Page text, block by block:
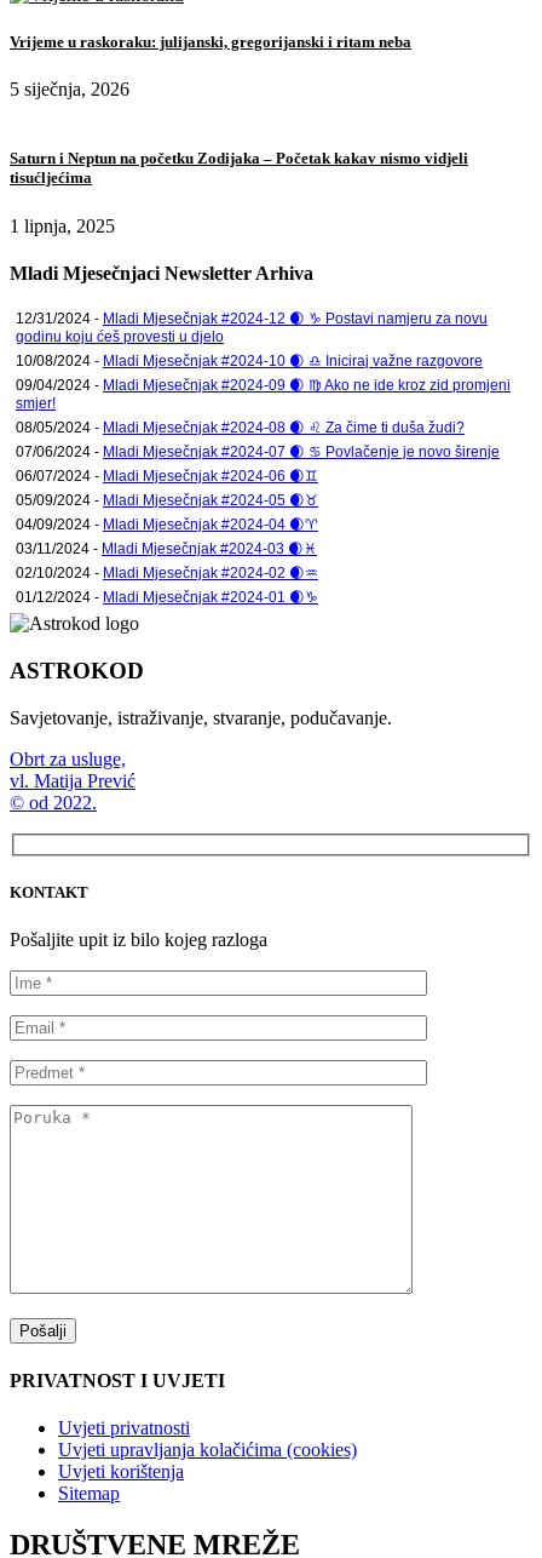
Vrijeme u raskoraku: julijanski, gregorijanski i ritam neba
5 siječnja, 2026
Saturn i Neptun na početku Zodijaka – Početak kakav nismo vidjeli
tisućljećima
1 lipnja, 2025
Mladi Mjesečnjaci Newsletter Arhiva
12/31/2024 - Mladi Mjesečnjak #2024-12 🌒 ♑ Postavi namjeru za novu
godinu koju ćeš provesti u djelo
10/08/2024 - Mladi Mjesečnjak #2024-10 🌒 ♎ Iniciraj važne razgovore
09/04/2024 - Mladi Mjesečnjak #2024-09 🌒 ♍ Ako ne ide kroz zid promjeni
smjer!
08/05/2024 - Mladi Mjesečnjak #2024-08 🌒 ♌ Za čime ti duša žudi?
07/06/2024 - Mladi Mjesečnjak #2024-07 🌒 ♋ Povlačenje je novo širenje
06/07/2024 - Mladi Mjesečnjak #2024-06 🌒♊
05/09/2024 - Mladi Mjesečnjak #2024-05 🌒♉
04/09/2024 - Mladi Mjesečnjak #2024-04 🌒♈
03/11/2024 - Mladi Mjesečnjak #2024-03 🌒♓
02/10/2024 - Mladi Mjesečnjak #2024-02 🌒♒
01/12/2024 - Mladi Mjesečnjak #2024-01 🌒♑
ASTROKOD
Savjetovanje, istraživanje, stvaranje, podučavanje.
Obrt za usluge,
vl. Matija Prević
© od 2022.
KONTAKT
Pošaljite upit iz bilo kojeg razloga
PRIVATNOST I UVJETI
Uvjeti privatnosti
Uvjeti upravljanja kolačićima (cookies)
Uvjeti korištenja
Sitemap
DRUŠTVENE MREŽE